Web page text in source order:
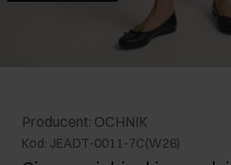
Producent: OCHNIK
Kod: JEADT-0011-7C(W26)